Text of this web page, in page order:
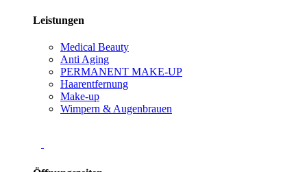
Leistungen
Medical Beauty
Anti Aging
PERMANENT MAKE-UP
Haarentfernung
Make-up
Wimpern & Augenbrauen